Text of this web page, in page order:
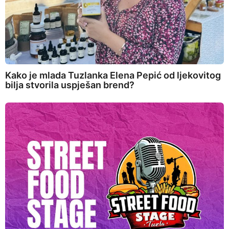
Kako je mlada Tuzlanka Elena Pepić od ljekovitog
bilja stvorila uspješan brend?